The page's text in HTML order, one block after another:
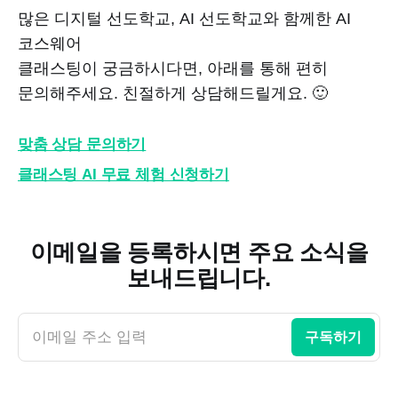
많은 디지털 선도학교, AI 선도학교와 함께한 AI
코스웨어
클래스팅이 궁금하시다면, 아래를 통해 편히
문의해주세요. 친절하게 상담해드릴게요. 🙂
맞춤 상담 문의하기
클래스팅 AI 무료 체험 신청하기
이메일을 등록하시면 주요 소식을
보내드립니다.
이메일 주소 입력 구독하기